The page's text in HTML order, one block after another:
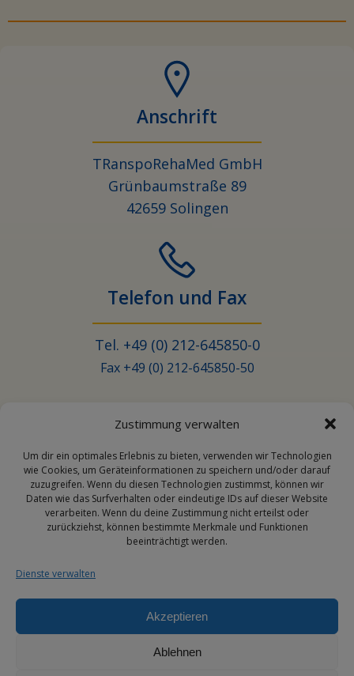
Zustimmung verwalten
Um dir ein optimales Erlebnis zu bieten, verwenden wir Technologien
wie Cookies, um Geräteinformationen zu speichern und/oder darauf
zuzugreifen. Wenn du diesen Technologien zustimmst, können wir
Daten wie das Surfverhalten oder eindeutige IDs auf dieser Website
verarbeiten. Wenn du deine Zustimmung nicht erteilst oder
zurückziehst, können bestimmte Merkmale und Funktionen
beeinträchtigt werden.
Dienste verwalten
Akzeptieren
Ablehnen
Anschrift
TRanspoRehaMed GmbH
Grünbaumstraße 89
42659 Solingen
Telefon und Fax
Tel. +49 (0) 212-645850-0
Fax +49 (0) 212-645850-50
Email
info@transporehamed.de
Social Media